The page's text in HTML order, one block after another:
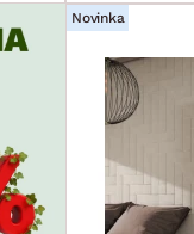
Novinka